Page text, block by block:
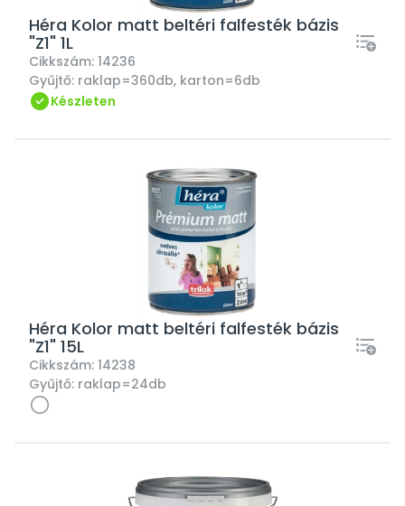
Héra Kolor matt beltéri falfesték bázis
"Z1" 1L
Cikkszám: 14236
Gyűjtő: raklap=360db, karton=6db
Készleten
Héra Kolor matt beltéri falfesték bázis
"Z1" 15L
Cikkszám: 14238
Gyűjtő: raklap=24db